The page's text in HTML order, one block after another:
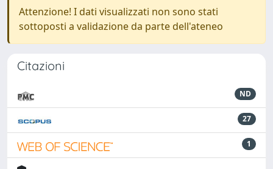
Attenzione! I dati visualizzati non sono stati
sottoposti a validazione da parte dell'ateneo
Citazioni
ND
27
1